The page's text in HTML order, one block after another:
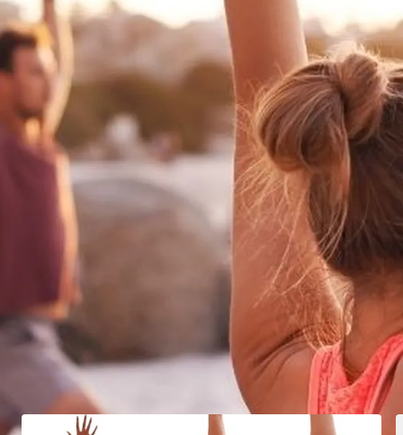
SÉMINAIRES RESPECTUEUX
DE L'ENVIRONNEMENT
Votre séminaire, le nouveau booster d'énergies positives !